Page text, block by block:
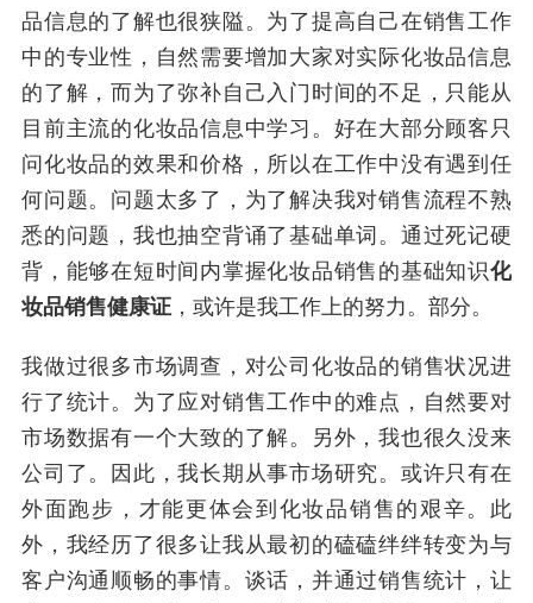
品信息的了解也很狭隘。为了提高自己在销售工作
中的专业性，自然需要增加大家对实际化妆品信息
的了解，而为了弥补自己入门时间的不足，只能从
目前主流的化妆品信息中学习。好在大部分顾客只
问化妆品的效果和价格，所以在工作中没有遇到任
何问题。问题太多了，为了解决我对销售流程不熟
悉的问题，我也抽空背诵了基础单词。通过死记硬
背，能够在短时间内掌握化妆品销售的基础知识化
妆品销售健康证 ，或许是我工作上的努力。部分。
我做过很多市场调查，对公司化妆品的销售状况进
行了统计。为了应对销售工作中的难点，自然要对
市场数据有一个大致的了解。另外，我也很久没来
公司了。因此，我长期从事市场研究。或许只有在
外面跑步，才能更体会到化妆品销售的艰辛。此
外，我经历了很多让我从最初的磕磕绊绊转变为与
客户沟通顺畅的事情。谈话，并通过销售统计，让